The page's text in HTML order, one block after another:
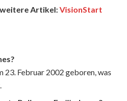
weitere Artikel:VisionStart
23. Februar 2002 geboren, was